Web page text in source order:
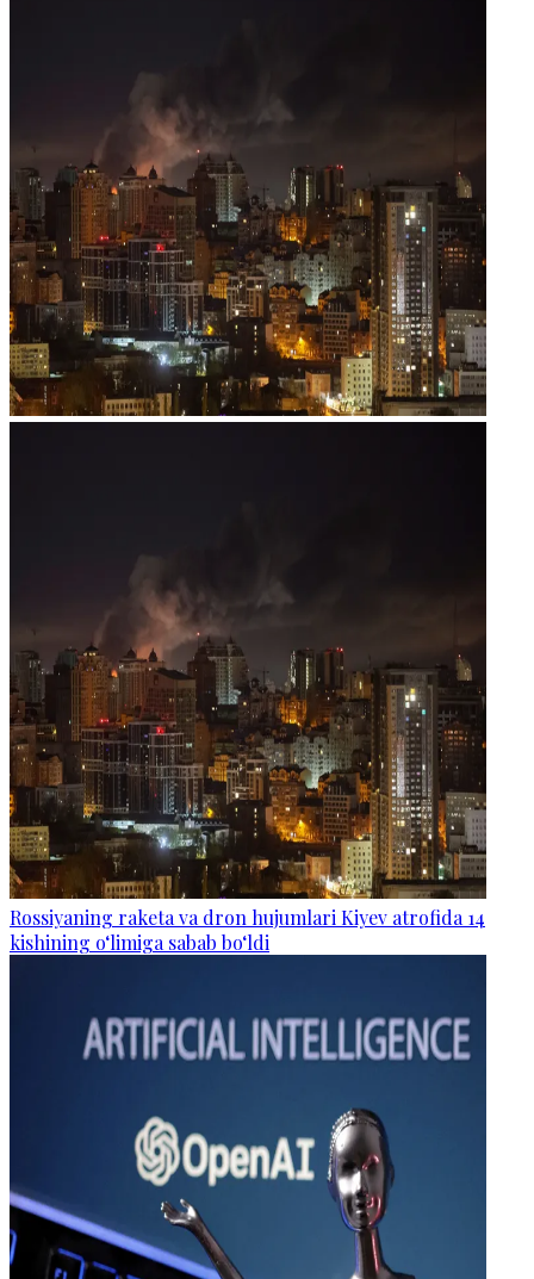
Rossiyaning raketa va dron hujumlari Kiyev atrofida 14
kishining o‘limiga sabab bo‘ldi